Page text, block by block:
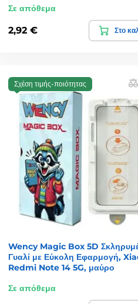
Σε απόθεμα
2,92 € Στο
Σχέση τιμής-ποιότητας
Wency Magic Box 5D
Γυαλί με Εύκολη Εφαρμογή,
Redmi Note 14 5G, μαύρο
Σε απόθεμα